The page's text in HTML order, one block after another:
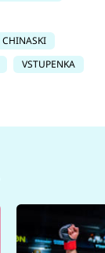
CHINASKI
VSTUPENKA